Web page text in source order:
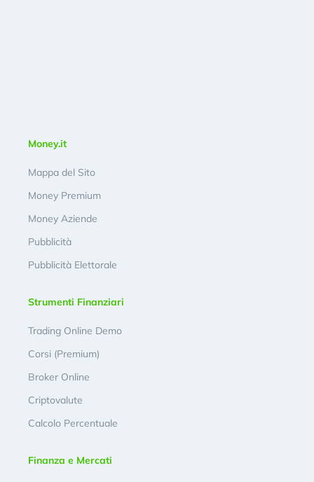
Money.it
Mappa del Sito
Money Premium
Money Aziende
Pubblicità
Pubblicità Elettorale
Strumenti Finanziari
Trading Online Demo
Corsi (Premium)
Broker Online
Criptovalute
Calcolo Percentuale
Finanza e Mercati